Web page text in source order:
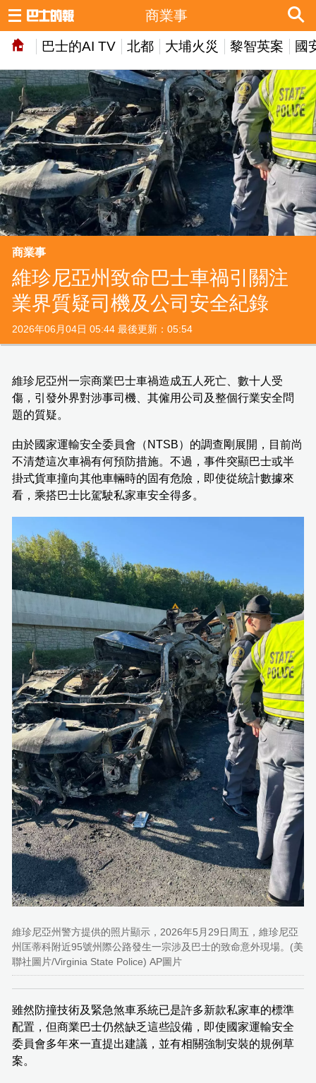
巴士的AI TV 北都 大埔火災 黎智英案 國
商業事
商業事
維珍尼亞州致命巴士車禍引關注
業界質疑司機及公司安全紀錄
2026年06月04日 05:44 最後更新：05:54
維珍尼亞州一宗商業巴士車禍造成五人死亡、數十人受
傷，引發外界對涉事司機、其僱用公司及整個行業安全問
題的質疑。
由於國家運輸安全委員會（NTSB）的調查剛展開，目前尚
不清楚這次車禍有何預防措施。不過，事件突顯巴士或半
掛式貨車撞向其他車輛時的固有危險，即使從統計數據來
看，乘搭巴士比駕駛私家車安全得多。
維珍尼亞州警方提供的照片顯示，2026年5月29日周五，維珍尼亞
州匡蒂科附近95號州際公路發生一宗涉及巴士的致命意外現場。(美
聯社圖片/Virginia State Police) AP圖片
雖然防撞技術及緊急煞車系統已是許多新款私家車的標準
配置，但商業巴士仍然缺乏這些設備，即使國家運輸安全
委員會多年來一直提出建議，並有相關強制安裝的規例草
案。